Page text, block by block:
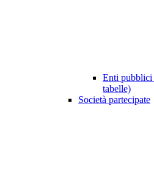
Enti pubblici
tabelle)
Società partecipate